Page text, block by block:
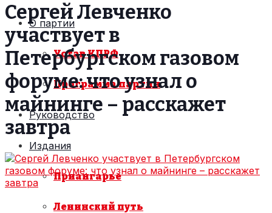
О партии
Устав КПРФ
Программа партии
Руководство
Издания
Приангарье
Ленинский путь
Сергей Левченко
участвует в
Петербургском газовом
форуме: что узнал о
майнинге – расскажет
завтра